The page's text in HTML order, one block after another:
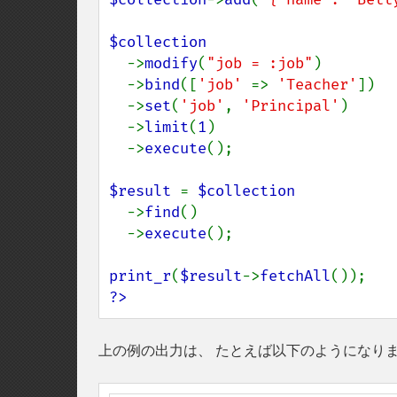
$collection
->modify( "job = :job" )
  ->
bind([ 'job' => 'Teacher' ])
  ->
set( 'job' , 'Principal' )
  ->
limit(1 )
  ->
execute();
$result = $collection
->find()
  ->
execute();
print_r($result->fetchAll
?>
上の例の出力は、 たとえば以下のようになり